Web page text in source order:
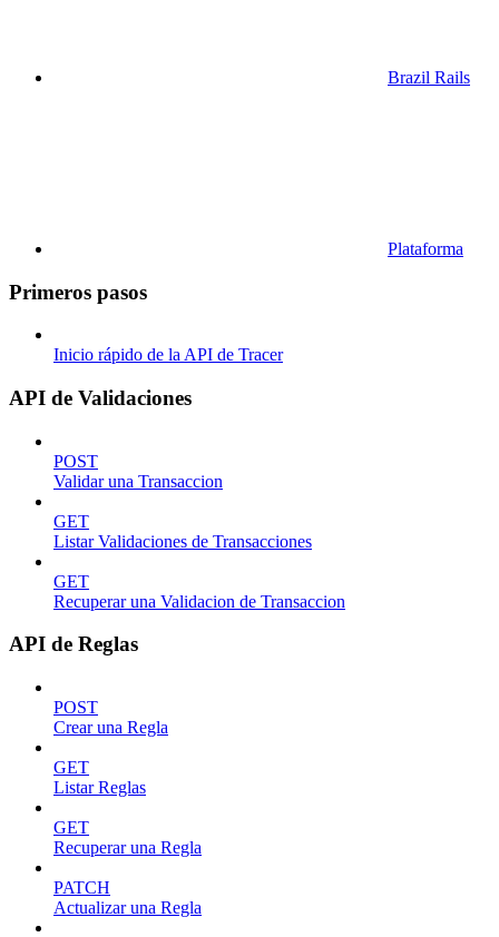
Brazil Rails
Plataforma
Primeros pasos
Inicio rápido de la API de Tracer
API de Validaciones
POST
Validar una Transaccion
GET
Listar Validaciones de Transacciones
GET
Recuperar una Validacion de Transaccion
API de Reglas
POST
Crear una Regla
GET
Listar Reglas
GET
Recuperar una Regla
PATCH
Actualizar una Regla